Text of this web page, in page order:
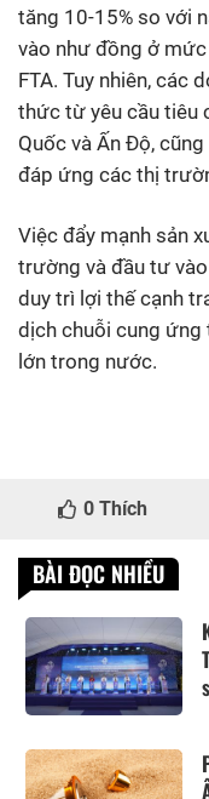
tăng 10-15% so với
vào như đồng ở
FTA. Tuy nhiên, các
thức từ yêu cầu tiêu
Quốc và Ấn Độ,
đáp ứng các thị
Việc đẩy mạnh sản
trường và đầu tư
duy trì lợi thế cạnh
dịch chuỗi cung ứng
lớn trong nước.
0 Thích
BÀI ĐỌC NHIỀU